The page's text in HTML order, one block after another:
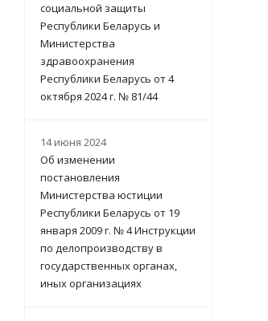
социальной защиты
Республики Беларусь и
Министерства
здравоохранения
Республики Беларусь от 4
октября 2024 г. № 81/44
14 июня 2024
Об изменении
постановления
Министерства юстиции
Республики Беларусь от 19
января 2009 г. № 4 Инструкции
по делопроизводству в
государственных органах,
иных организациях